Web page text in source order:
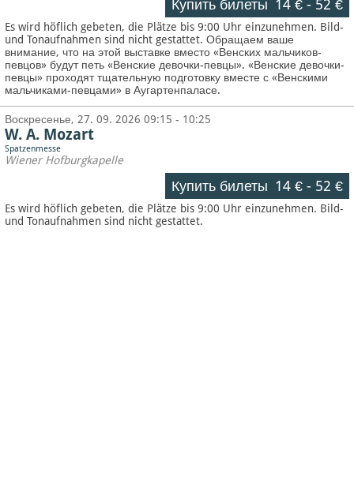
Купить билеты 14 €- 52 €
Es wird höflich gebeten, die Plätze bis 9:00 Uhr einzunehmen. Bild-
und Tonaufnahmen sind nicht gestattet.Обращаем ваше
внимание, что на этой выставке вместо «Венских мальчиков-
певцов» будут петь «Венские девочки-певцы». «Венские девочки-
певцы» проходят тщательную подготовку вместе с «Венскими
мальчиками-певцами» в Аугартенпаласе.
Воскресенье, 27. 09. 2026 09:15 - 10:25
W. A. Mozart
Spatzenmesse
Wiener Hofburgkapelle
Купить билеты 14 €- 52 €
Es wird höflich gebeten, die Plätze bis 9:00 Uhr einzunehmen. Bild-
und Tonaufnahmen sind nicht gestattet.